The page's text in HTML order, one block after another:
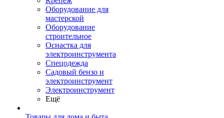
Оборудование для
мастерской
Оборудование
строительное
Оснастка для
электроинструмента
Спецодежда
Садовый бензо и
электроинструмент
Электроинструмент
Ещё